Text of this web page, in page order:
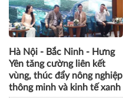
Hà Nội - Bắc Ninh - Hưng
Yên tăng cường liên kết
vùng, thúc đẩy nông nghiệp
thông minh và kinh tế xanh